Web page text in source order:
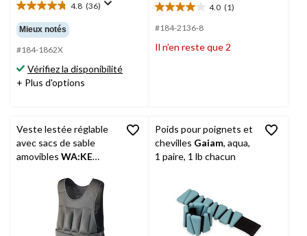
4.8 (36)
4.8
étoile(s)
sur
5.
36
évaluations
Mieux notés
#184-1862X
Vérifiez la disponibilité
+ Plus d'options
4.0 (1)
4.0
étoile(s)
5.
#184-2136-8
Il n’en reste que 2
Veste lestée réglable
avec sacs de sable
amovibles WA:KE
Poids pour poignets et
chevilles Gaiam, aqua,
1 paire, 1 lb chacun